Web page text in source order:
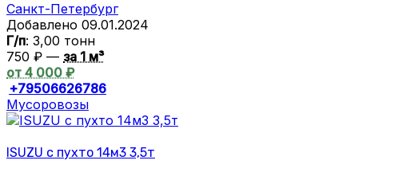
Санкт-Петербург
Добавлено 09.01.2024
Г/п: 3,00 тонн
750 ₽ — за 1 м³
от 4 000 ₽
+79506626786
Мусоровозы
ISUZU с пухто 14м3 3,5т